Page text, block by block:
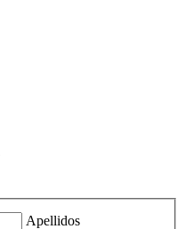
Apellidos